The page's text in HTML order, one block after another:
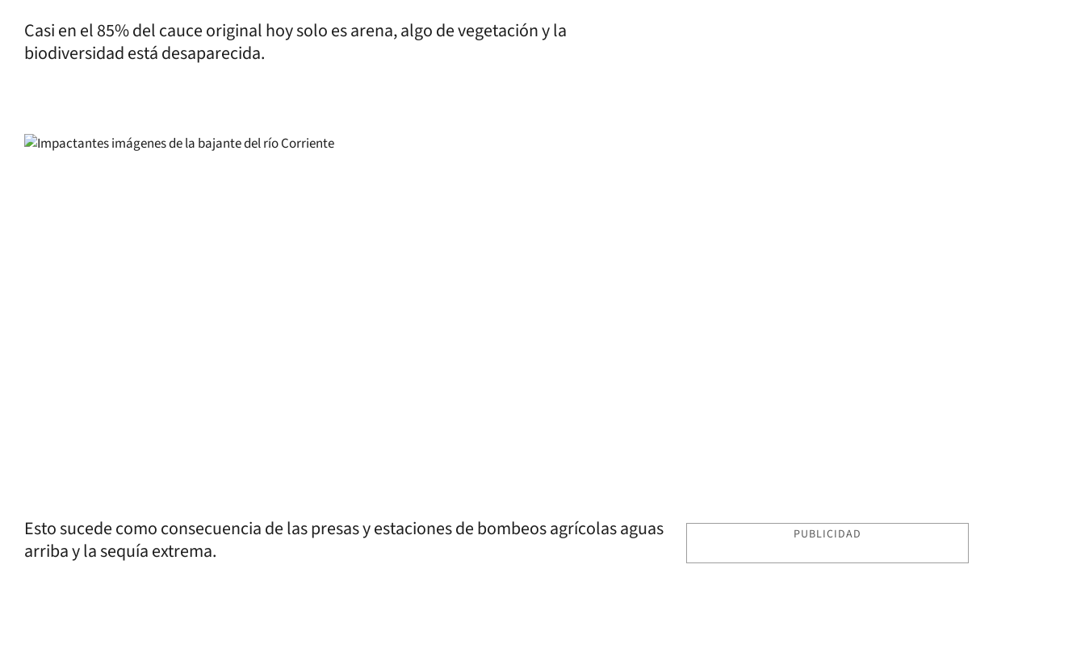
Casi en el 85% del cauce original hoy solo es arena, algo de vegetación y la
biodiversidad está desaparecida.
Esto sucede como consecuencia de las presas y estaciones de bombeos agrícolas aguas
arriba y la sequía extrema.
PUBLICIDAD